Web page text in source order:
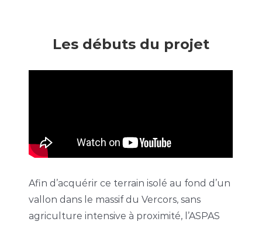
Les débuts du projet
Afin d’acquérir ce terrain isolé au fond d’un
vallon dans le massif du Vercors, sans
agriculture intensive à proximité, l’ASPAS